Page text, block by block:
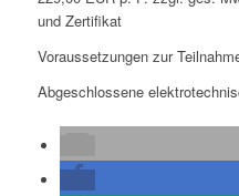
und Zertifikat
Voraussetzungen zur
Abgeschlossene